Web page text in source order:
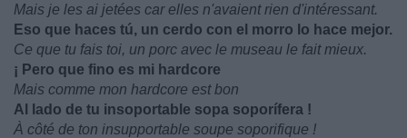
Mais je les ai jetées car elles n'avaient rien d'intéressant.
Eso que haces tú, un cerdo con el morro lo hace mejor.
Ce que tu fais toi, un porc avec le museau le fait mieux.
¡ Pero que fino es mi hardcore
Mais comme mon hardcore est bon
Al lado de tu insoportable sopa soporífera !
À côté de ton insupportable soupe soporifique !